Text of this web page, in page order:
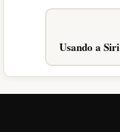
Usando a